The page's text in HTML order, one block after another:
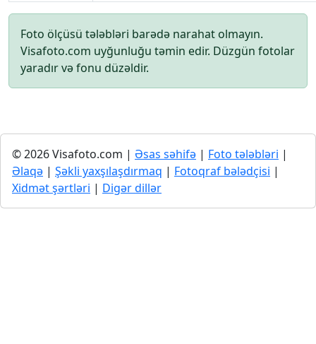
Foto ölçüsü tələbləri barədə narahat olmayın.
Visafoto.com uyğunluğu təmin edir. Düzgün fotolar
yaradır və fonu düzəldir.
© 2026 Visafoto.com | Əsas səhifə | Foto tələbləri |
Əlaqə | Şəkli yaxşılaşdırmaq | Fotoqraf bələdçisi |
Xidmət şərtləri | Digər dillər